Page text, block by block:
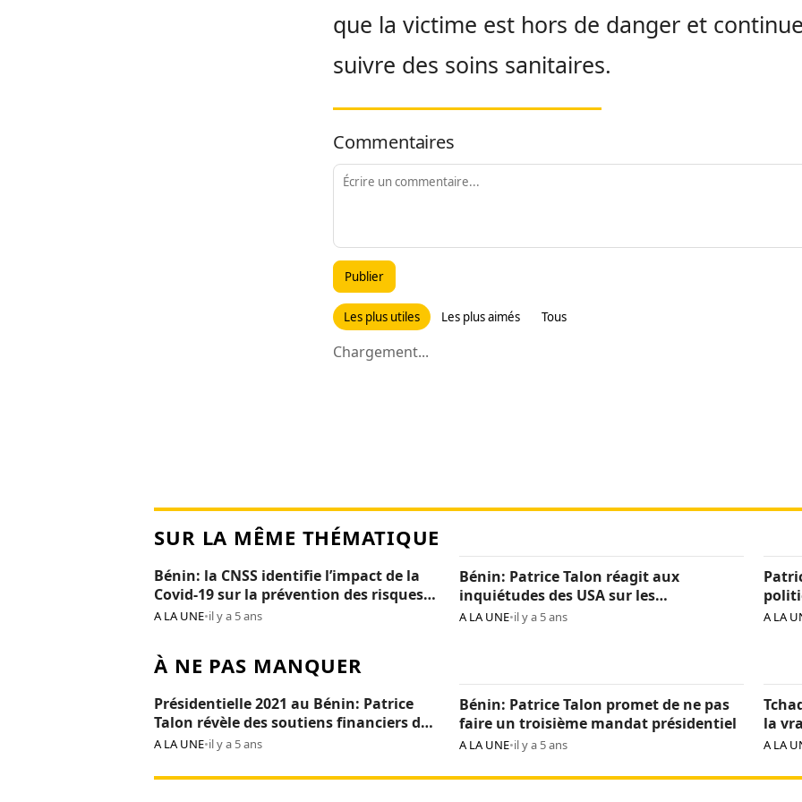
que la victime est hors de danger et
suivre des soins sanitaires.
Commentaires
Publier
Les plus utiles Les plus aimés Tous
Chargement...
SUR LA MÊME THÉMATIQUE
Bénin: la CNSS identifie l’impact de la
Covid-19 sur la prévention des risques
professionnels
A LA UNE•il y a 5 ans
Bénin: Patrice Talon réagit aux
inquiétudes des USA sur les
« arrestations d’opposants »
A LA UNE•il y a 5 ans A LA
À NE PAS MANQUER
Présidentielle 2021 au Bénin: Patrice
Talon révèle des soutiens financiers de
Réckya Madougou
A LA UNE•il y a 5 ans
Bénin: Patrice Talon promet de ne pas
faire un troisième mandat présidentiel
A LA UNE•il y a 5 ans
la
Itno
A LA